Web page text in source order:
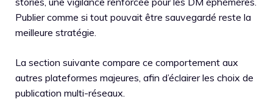
Publier comme si tout pouvait être sauvegardé reste la
meilleure stratégie.
La section suivante compare ce comportement aux
autres plateformes majeures, afin d’éclairer les choix de
publication multi-réseaux.